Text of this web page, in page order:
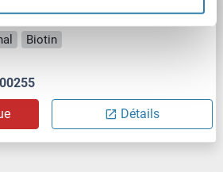
Humain
ELISA, IHC (p), IHC (fro)
Biotin
Détails